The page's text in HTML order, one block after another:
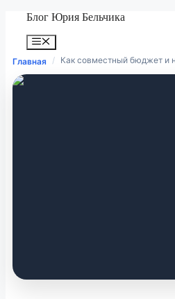
Перейти
содержимому
Блог Юрия Бельчика
Меню
Главная
/ Как совместный бюджет и